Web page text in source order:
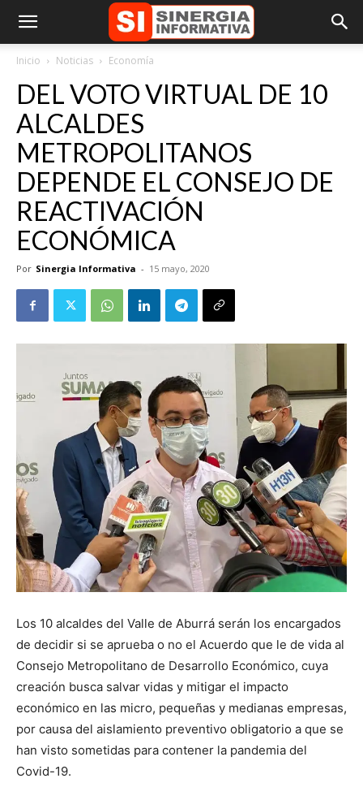
Inicio Noticias Economía
DEL VOTO VIRTUAL DE 10
ALCALDES
METROPOLITANOS
DEPENDE EL CONSEJO DE
REACTIVACIÓN
ECONÓMICA
Por Sinergia Informativa - 15 mayo, 2020
Los 10 alcaldes del Valle de Aburrá serán los encargados
de decidir si se aprueba o no el Acuerdo que le de vida al
Consejo Metropolitano de Desarrollo Económico, cuya
creación busca salvar vidas y mitigar el impacto
económico en las micro, pequeñas y medianas empresas,
por causa del aislamiento preventivo obligatorio a que se
han visto sometidas para contener la pandemia del
Covid-19.